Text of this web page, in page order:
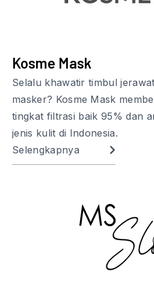
Kosme Mask
Selalu khawatir timbul
masker? Kosme Mask
tingkat filtrasi baik 95% dan
jenis kulit di Indonesia.
Selengkapnya